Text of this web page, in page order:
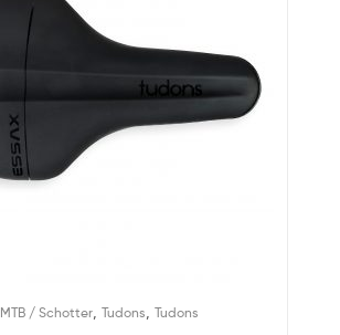
MTB / Schotter Tudons Tudons